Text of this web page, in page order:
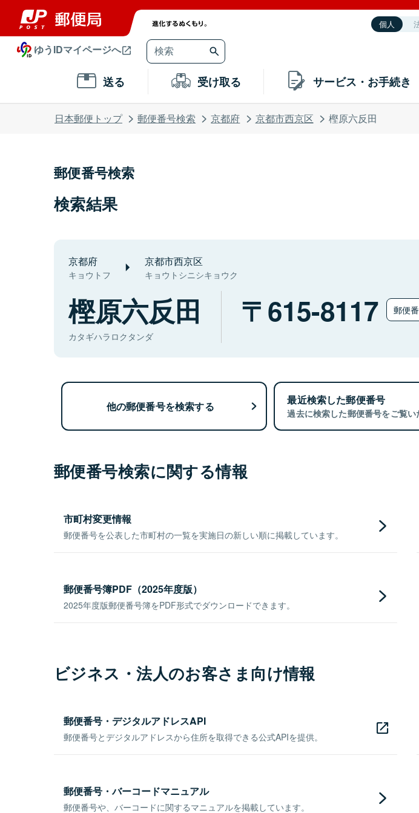
個人
ゆうIDマイページへ
送る 受け取る サービス・お手続き
日本郵便トップ 郵便番号検索 京都府 京都市西京区 樫原六反田
郵便番号検索
検索結果
京都府
キョウトフ
京都市西京区
キョウトシニシキョウク
樫原六反田
カタギハラロクタンダ
615-8117 郵便
他の郵便番号を検索する 最近検索した郵便番号
過去に検索した郵便番号をご覧い
郵便番号検索に関する情報
市町村変更情報
郵便番号を公表した市町村の一覧を実施日の新しい順に掲載しています。
郵便番号簿PDF（2025年度版）
2025年度版郵便番号簿をPDF形式でダウンロードできます。
ビジネス・法人のお客さま向け情報
郵便番号・デジタルアドレスAPI
郵便番号とデジタルアドレスから住所を取得できる公式APIを提供。
郵便番号・バーコードマニュアル
郵便番号や、バーコードに関するマニュアルを掲載しています。